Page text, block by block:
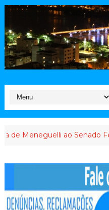
ao Senado Federal